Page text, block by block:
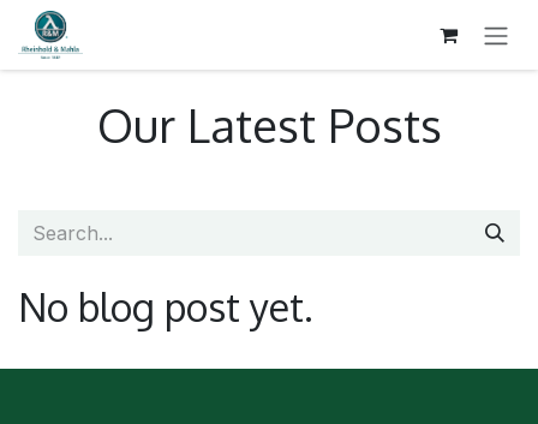
SKIP TO CONTENT
Our Latest Posts
No blog post yet.